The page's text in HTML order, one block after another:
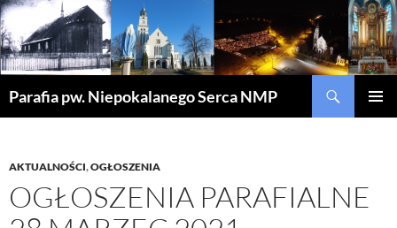
Parafia pw. Niepokalanego Serca NMP
AKTUALNOŚCI,OGŁOSZENIA
OGŁOSZENIA PARAFIALNE